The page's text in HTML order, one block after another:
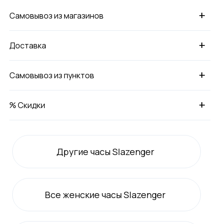
+
Самовывоз из магазинов
+
Доставка
+
Самовывоз из пунктов
+
% Скидки
Другие часы Slazenger
Всеженские часы Slazenger